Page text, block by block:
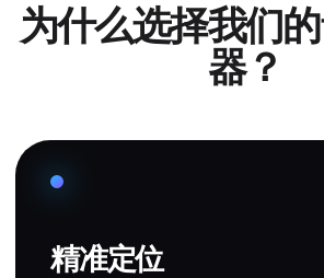
为什么选择我们
器？
精准定位